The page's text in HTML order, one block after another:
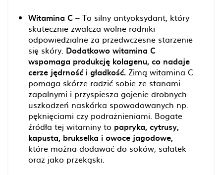
Witamina C – To silny antyoksydant, który
skutecznie zwalcza wolne rodniki
odpowiedzialne za przedwczesne starzenie
się skóry. Dodatkowo witamina C
wspomaga produkcję kolagenu, co nadaje
cerze jędrność i gładkość. Zimą witamina C
pomaga skórze radzić sobie ze stanami
zapalnymi i przyspiesza gojenie drobnych
uszkodzeń naskórka spowodowanych np.
pęknięciami czy podrażnieniami. Bogate
źródła tej witaminy to papryka, cytrusy,
kapusta, brukselka i owoce jagodowe,
które można dodawać do soków, sałatek
oraz jako przekąski.